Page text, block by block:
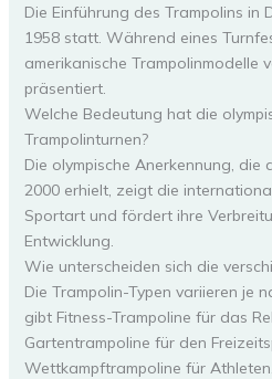
Die Einführung des Trampolins in
1958 statt. Während eines
amerikanische Trampolinmodelle
präsentiert.
Welche Bedeutung hat die
Trampolinturnen?
Die olympische Anerkennung, die
2000 erhielt, zeigt die
Sportart und fördert ihre
Entwicklung.
Wie unterscheiden sich die
Die Trampolin-Typen variieren je
gibt Fitness-Trampoline für das
Gartentrampoline für den
Wettkampftrampoline für